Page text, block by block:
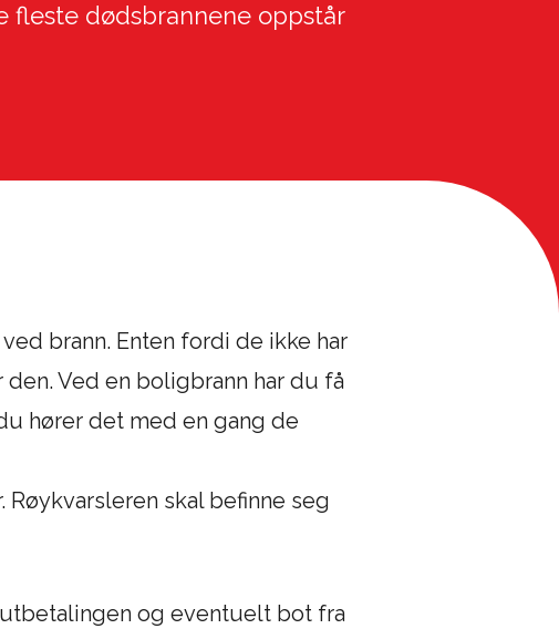
fleste dødsbrannene oppstår
brann. Enten fordi de ikke har
Ved en boligbrann har du få
hører det med en gang de
skal befinne seg
og eventuelt bot fra